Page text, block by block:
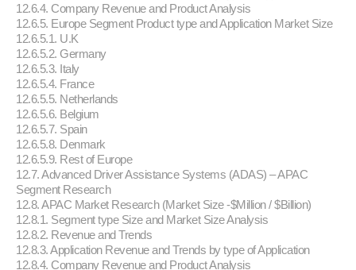
12.6.4. Company Revenue and Product Analysis
12.6.5. Europe Segment Product type and Application Market Size
12.6.5.1. U.K
12.6.5.2. Germany
12.6.5.3. Italy
12.6.5.4. France
12.6.5.5. Netherlands
12.6.5.6. Belgium
12.6.5.7. Spain
12.6.5.8. Denmark
12.6.5.9. Rest of Europe
12.7. Advanced Driver Assistance Systems (ADAS) – APAC
Segment Research
12.8. APAC Market Research (Market Size -$Million / $Billion)
12.8.1. Segment type Size and Market Size Analysis
12.8.2. Revenue and Trends
12.8.3. Application Revenue and Trends by type of Application
12.8.4. Company Revenue and Product Analysis